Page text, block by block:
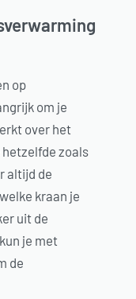
op
om je
over het
zoals
altijd de
kraan je
uit de
je met
de